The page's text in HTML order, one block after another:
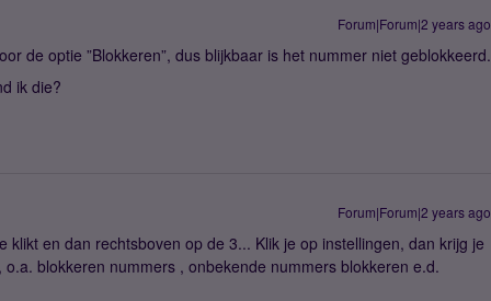
Forum|Forum|2 years ago
de optie ”Blokkeren”, dus blijkbaar is het nummer niet geblokkeerd.
ik die?
Forum|Forum|2 years ago
klikt en dan rechtsboven op de 3... Klik je op instellingen, dan krijg je
blokkeren nummers , onbekende nummers blokkeren e.d.